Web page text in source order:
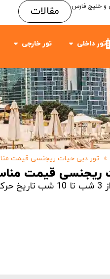
و خلیج فارس مقالات
تور داخلی تور خارجی
Item #3
» تور دبی حیات ریجنسی قیمت
ریجنسی قیمت
تاریخ